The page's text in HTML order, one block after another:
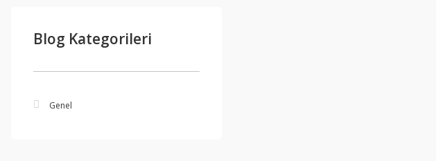
Blog Kategorileri
Genel